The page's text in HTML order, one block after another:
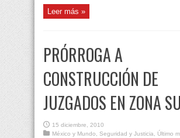
Leer más »
PRÓRROGA A
CONSTRUCCIÓN DE
JUZGADOS EN ZONA
15 diciembre, 2010
México y Mundo, Seguridad y Justicia, Último